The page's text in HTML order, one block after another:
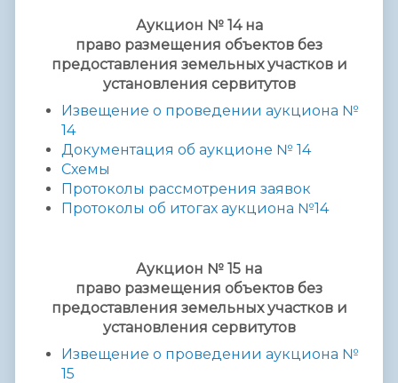
Аукцион № 14 на
право размещения объектов без
предоставления земельных участков и
установления сервитутов
Извещение о проведении аукциона №
14
Документация об аукционе № 14
Схемы
Протоколы рассмотрения заявок
Протоколы об итогах аукциона №14
Аукцион № 15 на
право размещения объектов без
предоставления земельных участков и
установления сервитутов
Извещение о проведении аукциона №
15